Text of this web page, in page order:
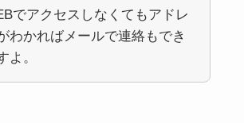
でアクセスしなくてもアドレ
わかればメールで連絡もでき
よ。